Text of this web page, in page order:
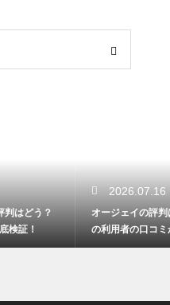
オージェイの評判は悪いの？実際
の利用者の口コミからリアルな実
態検証